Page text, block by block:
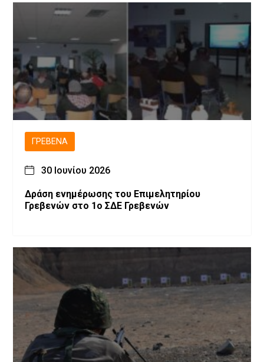
ΓΡΕΒΕΝΆ
30 Ιουνίου 2026
Δράση ενημέρωσης του Επιμελητηρίου
Γρεβενών στο 1ο ΣΔΕ Γρεβενών